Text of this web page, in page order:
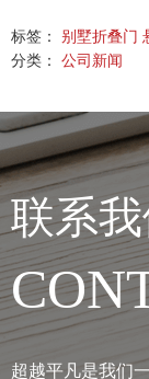
标签： 别墅折叠门
分类： 公司新闻
联系
超越平凡是我们